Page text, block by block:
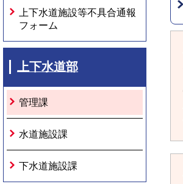
上下水道施設等不具合通報
フォーム
上下水道部
管理課
水道施設課
下水道施設課